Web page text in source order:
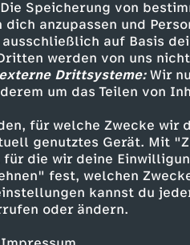
Speicherung von
dich anzupassen und
auf Basis
werden von uns
Drittsysteme:Wir
um das Teilen von
für welche Zwecke
genutztes Gerät. Mit
die wir deine
fest, welchen
kannst du
oder ändern.
- Bianca Hein
- Joscha
- Christofer v.
Bischoff - Amanda
- Florian
- Daniela März
- Pablo Sprungala
- Martin Gruber
- Henrike von
- Sebastian Gerold
- Leo Tiefenbacher